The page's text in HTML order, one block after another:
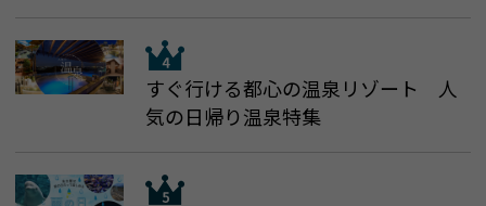
すぐ行ける都心の温泉リゾート 人
気の日帰り温泉特集